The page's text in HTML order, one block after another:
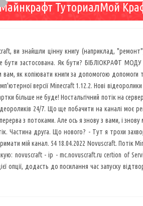
ТуториалМой
ви знайшли цінну книгу (наприклад,
бути застосована. Як бути? БІБЛІОКРАФТ
як копіювати книги за допомогою допомоги
версії Minecraft 1.12.2. Нові
більше не буде! Ностальгічний потік на
24/7. Що ще побачити на каналі моє
з потоками. Але ось я знову з вами, і
Частина друга. Що нового? - Тут я трохи
мій канал. 54 18.04.2022 Novuscraft. Потік
novuscraft - ip - mc.novuscraft.ru certion of
додасть до посилання час запуску